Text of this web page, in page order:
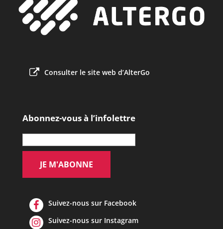
Consulter le site web d’AlterGo
Abonnez-vous à l’infolettre
Suivez-nous sur Facebook
Suivez-nous sur Instagram